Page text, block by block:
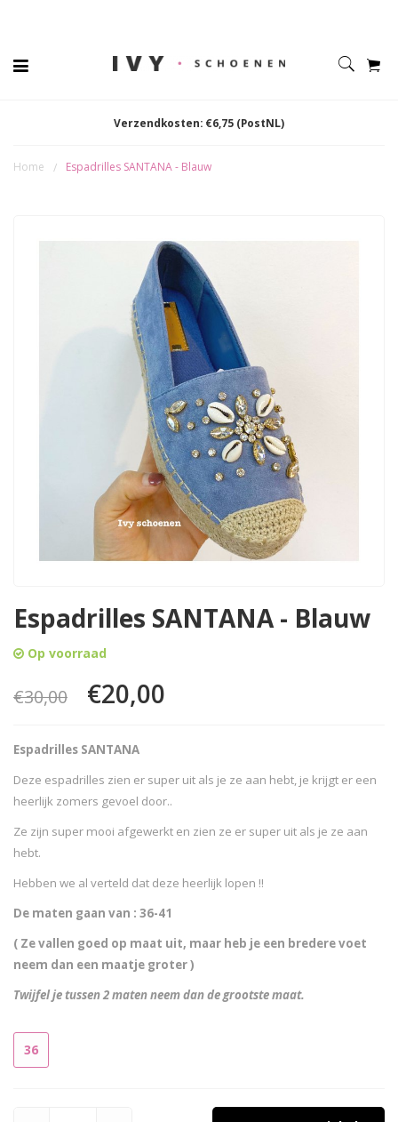
Verzendkosten: €6,75 (PostNL)
Home / Espadrilles SANTANA - Blauw
Espadrilles SANTANA - Blauw
Op voorraad
€30,00 €20,00
Espadrilles SANTANA
Deze espadrilles zien er super uit als je ze aan hebt, je krijgt er een
heerlijk zomers gevoel door..
Ze zijn super mooi afgewerkt en zien ze er super uit als je ze aan
hebt.
Hebben we al verteld dat deze heerlijk lopen !!
De maten gaan van : 36-41
( Ze vallen goed op maat uit, maar heb je een bredere voet
neem dan een maatje groter )
Twijfel je tussen 2 maten neem dan de grootste maat.
36